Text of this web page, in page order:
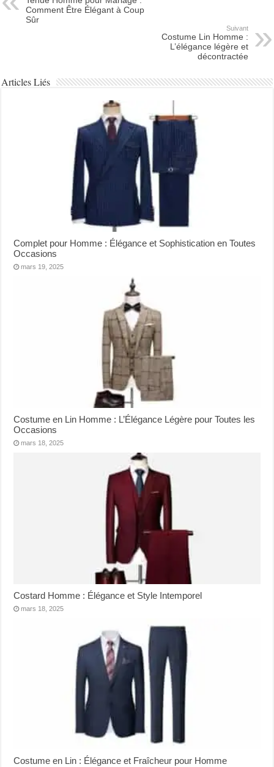
Comment Être Élégant à Coup
Sûr
Suivant
Costume Lin Homme :
L’élégance légère et
décontractée
Articles Liés
Complet pour Homme : Élégance et Sophistication en Toutes
Occasions
mars 19, 2025
Costume en Lin Homme : L’Élégance Légère pour Toutes les
Occasions
mars 18, 2025
Costard Homme : Élégance et Style Intemporel
mars 18, 2025
Costume en Lin : Élégance et Fraîcheur pour Homme